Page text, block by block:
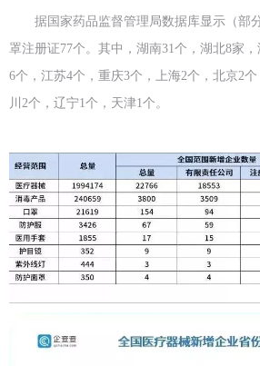
据国家药品监督管理局数据库显示（部
罩注册证77个。其中，湖南31个，湖北8家
6个，江苏4个，重庆3个，上海2个，北京2
川2个，辽宁1个，天津1个。